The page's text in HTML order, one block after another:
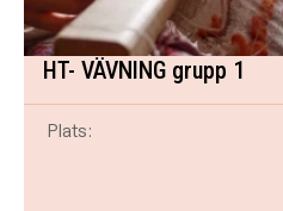
HT- VÄVNING grupp 1
Plats: